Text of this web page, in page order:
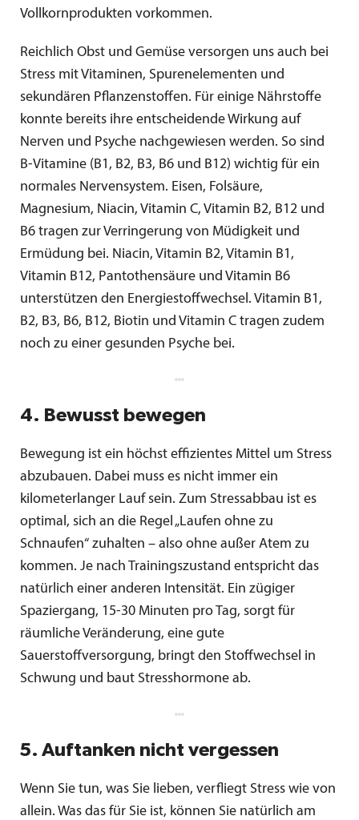
Vollkornprodukten vorkommen.
Reichlich Obst und Gemüse versorgen uns auch bei
Stress mit Vitaminen, Spurenelementen und
sekundären Pflanzenstoffen. Für einige Nährstoffe
konnte bereits ihre entscheidende Wirkung auf
Nerven und Psyche nachgewiesen werden. So sind
B-Vitamine (B1, B2, B3, B6 und B12) wichtig für ein
normales Nervensystem. Eisen, Folsäure,
Magnesium, Niacin, Vitamin C, Vitamin B2, B12 und
B6 tragen zur Verringerung von Müdigkeit und
Ermüdung bei. Niacin, Vitamin B2, Vitamin B1,
Vitamin B12, Pantothensäure und Vitamin B6
unterstützen den Energiestoffwechsel. Vitamin B1,
B2, B3, B6, B12, Biotin und Vitamin C tragen zudem
noch zu einer gesunden Psyche bei.
4. Bewusst bewegen
Bewegung ist ein höchst effizientes Mittel um Stress
abzubauen. Dabei muss es nicht immer ein
kilometerlanger Lauf sein. Zum Stressabbau ist es
optimal, sich an die Regel „Laufen ohne zu
Schnaufen“ zuhalten – also ohne außer Atem zu
kommen. Je nach Trainingszustand entspricht das
natürlich einer anderen Intensität. Ein zügiger
Spaziergang, 15-30 Minuten pro Tag, sorgt für
räumliche Veränderung, eine gute
Sauerstoffversorgung, bringt den Stoffwechsel in
Schwung und baut Stresshormone ab.
5. Auftanken nicht vergessen
Wenn Sie tun, was Sie lieben, verfliegt Stress wie von
allein. Was das für Sie ist, können Sie natürlich am